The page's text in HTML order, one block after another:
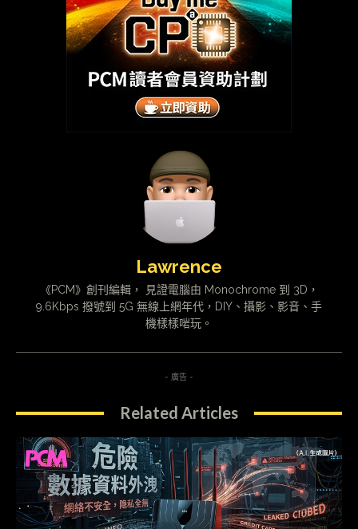
Lawrence
《PCM》創刊編輯， 見證電腦由 Monochrome 到 3D，
9.6Kbps 撥號到 5G 無線上網年代，DIY、攝影、影音、手
機樣樣啱玩。
- 廣告 -
Related Articles